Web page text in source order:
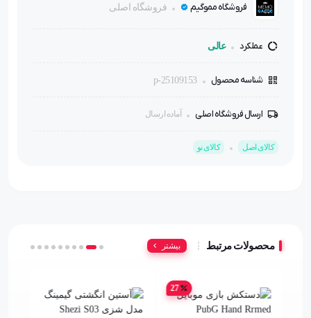
فروشگاه مموگیم فروشگاه اصلی
عملکرد عالی
شناسه محصول p-25109153
ارسال فروشگاه اصلی آماده ارسال
کالای اصل کالای نو
محصولات مرتبط بیشتر
27